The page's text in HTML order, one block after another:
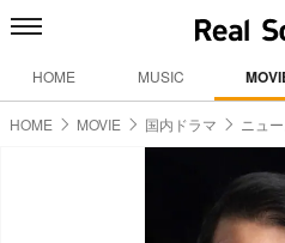
HOME MUSIC
HOME MOVIE 国内ドラマ ニュ